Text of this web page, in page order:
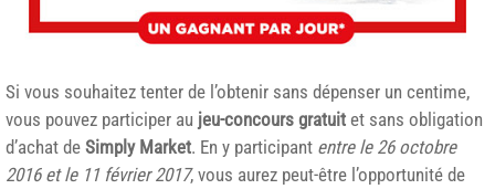
Si vous souhaitez tenter de l’obtenir sans dépenser un centime,
vous pouvez participer au jeu-concours gratuit et sans obligation
d’achat de Simply Market. En y participant entre le 26 octobre
2016 et le 11 février 2017, vous aurez peut-être l’opportunité de